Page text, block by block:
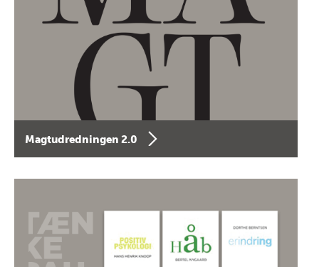
Magtudredningen 2.0